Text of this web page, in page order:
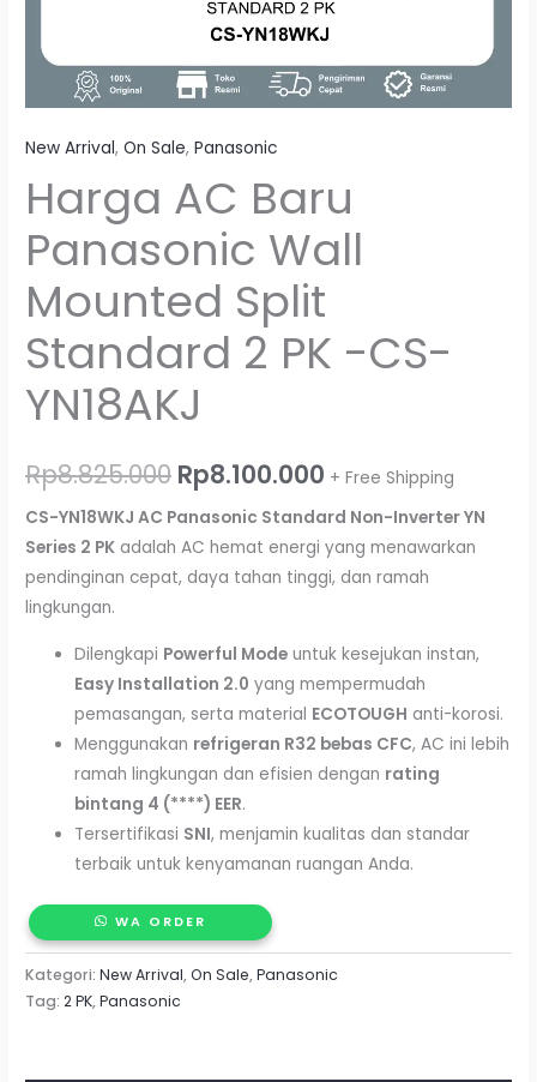
New Arrival,On Sale,Panasonic
Harga AC Baru
Panasonic Wall
Mounted Split
Standard 2 PK -CS-
YN18AKJ
Rp8.825.000 Rp8.100.000 + Free Shipping
CS-YN18WKJ AC Panasonic Standard Non-Inverter YN
Series 2 PK adalah AC hemat energi yang menawarkan
pendinginan cepat, daya tahan tinggi, dan ramah
lingkungan.
Dilengkapi Powerful Mode untuk kesejukan instan,
Easy Installation 2.0 yang mempermudah
pemasangan, serta material ECOTOUGH anti-korosi.
Menggunakan refrigeran R32 bebas CFC, AC ini lebih
ramah lingkungan dan efisien dengan rating
bintang 4 (****) EER.
Tersertifikasi SNI, menjamin kualitas dan standar
terbaik untuk kenyamanan ruangan Anda.
WA ORDER
Kategori:New Arrival,On Sale,Panasonic
Tag:2 PK,Panasonic